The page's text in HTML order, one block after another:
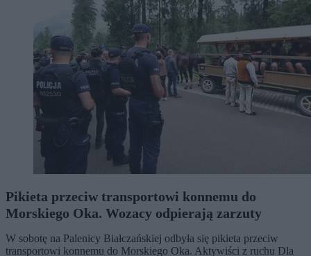
Pikieta przeciw transportowi konnemu do
Morskiego Oka. Wozacy odpierają zarzuty
W sobotę na Palenicy Białczańskiej odbyła się pikieta przeciw
transportowi konnemu do Morskiego Oka. Aktywiści z ruchu Dla